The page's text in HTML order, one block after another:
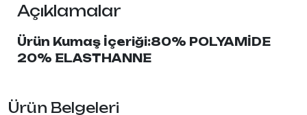
Açıklamalar
Ürün Kumaş İçeriği:80% POLYAMİDE
20% ELASTHANNE
Ürün Belgeleri